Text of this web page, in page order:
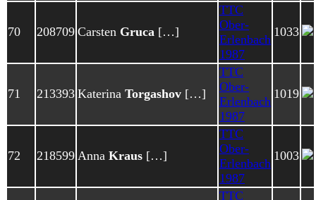
70 208709 Carsten Gruca […]
TTC
Ober-
Erlenbach
1987
1033
71 213393 Katerina Torgashov […]
TTC
Ober-
Erlenbach
1987
1019
72 218599 Anna Kraus […]
TTC
Ober-
Erlenbach
1987
1003
TTC